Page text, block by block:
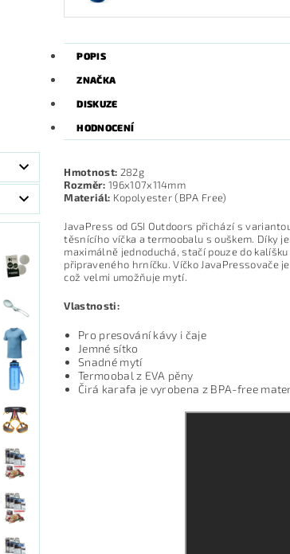
POPIS
ZNAČKA
DISKUZE
HODNOCENÍ
Hmotnost: 282g
Rozměr: 196x107x114mm
Materiál: Kopolyester (BPA Free)
JavaPress od GSI Outdoors přichází s
těsnícího víčka a termoobalu s ouškem. Díky
maximálně jednoduchá, stačí pouze do
připraveného hrníčku. Víčko JavaPressovače
což velmi umožňuje mytí.
Vlastnosti:
Pro presování kávy i čaje
Jemné sítko
Snadné mytí
Termoobal z EVA pěny
Čirá karafa je vyrobena z BPA-free